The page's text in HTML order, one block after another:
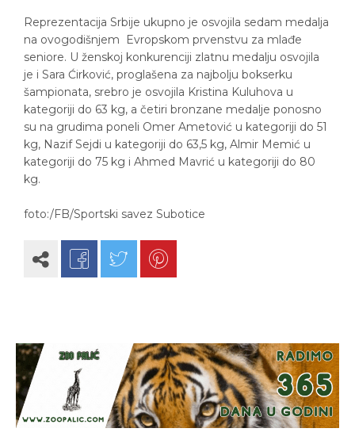
Reprezentacija Srbije ukupno je osvojila sedam medalja
na ovogodišnjem Evropskom prvenstvu za mlađe
seniore. U ženskoj konkurenciji zlatnu medalju osvojila
je i Sara Ćirković, proglašena za najbolju bokserku
šampionata, srebro je osvojila Kristina Kuluhova u
kategoriji do 63 kg, a četiri bronzane medalje ponosno
su na grudima poneli Omer Ametović u kategoriji do 51
kg, Nazif Sejdi u kategoriji do 63,5 kg, Almir Memić u
kategoriji do 75 kg i Ahmed Mavrić u kategoriji do 80
kg.
foto:/FB/Sportski savez Subotice